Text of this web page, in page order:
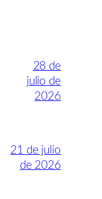
28 de
julio de
2026
21 de julio
de 2026